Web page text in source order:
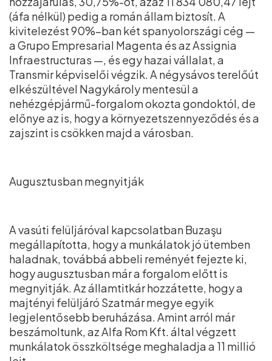
(áfa nélkül) pedig a román állam biztosít. A
kivitelezést 90%–ban két spanyolországi cég —
a Grupo Empresarial Magenta és az Assignia
Infraestructuras —, és egy hazai vállalat, a
Transmir képviselői végzik. A négysávos terelőút
elkészültével Nagykároly mentesül a
nehézgépjármű-forgalom okozta gondoktól, de
előnye az is, hogy a környezetszennyeződés és a
zajszint is csökken majd a városban.
Augusztusban megnyitják
A vasúti felüljáróval kapcsolatban Buzaşu
megállapította, hogy a munkálatok jó ütemben
haladnak, továbbá abbeli reményét fejezte ki,
hogy augusztusban már a forgalom előtt is
megnyitják. Az államtitkár hozzátette, hogy a
majtényi felüljáró Szatmár megye egyik
legjelentősebb beruházása. Amint arról már
beszámoltunk, az Alfa Rom Kft. által végzett
munkálatok összköltsége meghaladja a 11 millió